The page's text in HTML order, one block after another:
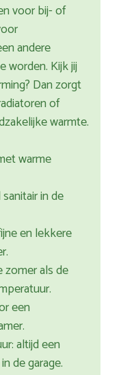
voor bij- of
andere
worden. Kijk jij
Dan zorgt
of
warmte.
warme
in de
en lekkere
zomer als de
een
altijd een
de garage.